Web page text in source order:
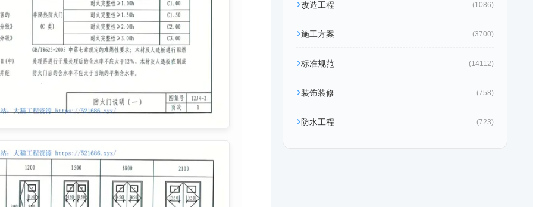
改造工程 (1086)
施工方案 (3700)
标准规范 (14112)
装饰装修 (758)
防水工程 (723)